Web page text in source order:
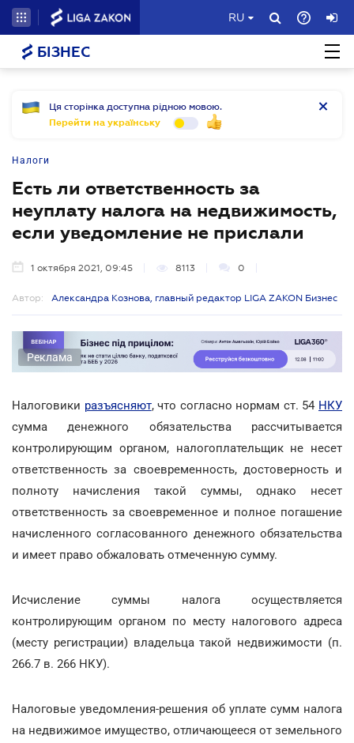
RU
БІЗНЕС
Ця сторінка доступна рідною мовою.
Перейти на українську
Налоги
Есть ли ответственность за
неуплату налога на недвижимость,
если уведомление не прислали
1 октября 2021, 09:45 8113 0
Автор: Александра Кознова, главный редактор LIGA ZAKON Бизнес
Реклама
Налоговики разъясняют, что согласно нормам ст. 54 НКУ
сумма денежного обязательства рассчитывается
контролирующим органом, налогоплательщик не несет
ответственность за своевременность, достоверность и
полноту начисления такой суммы, однако несет
ответственность за своевременное и полное погашение
начисленного согласованного денежного обязательства
и имеет право обжаловать отмеченную сумму.
Исчисление суммы налога осуществляется
контролирующим органом по месту налогового адреса
(месту регистрации) владельца такой недвижимости (п.
266.7 в. 266 НКУ).
Налоговые уведомления-решения об уплате сумм налога
на недвижимое имущество, отличающееся от земельного